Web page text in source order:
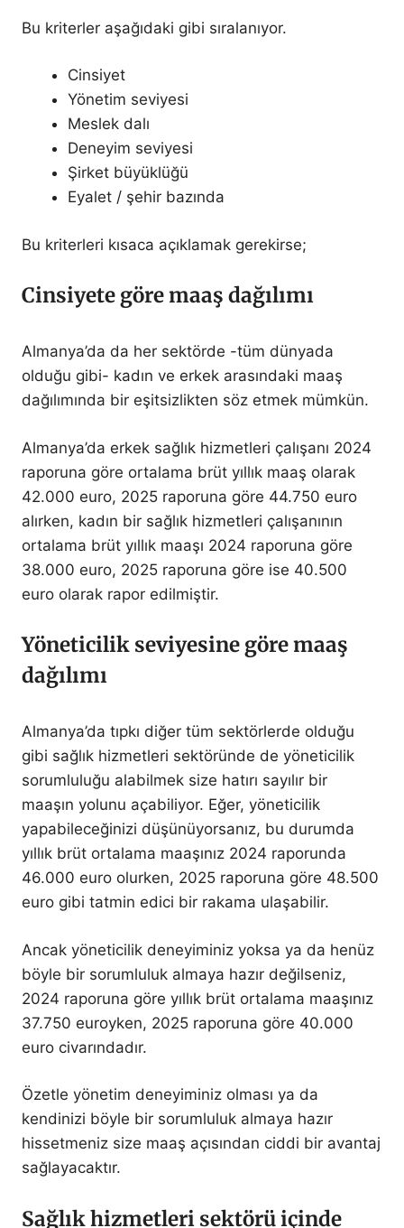
Bu kriterler aşağıdaki gibi sıralanıyor.
Cinsiyet
Yönetim seviyesi
Meslek dalı
Deneyim seviyesi
Şirket büyüklüğü
Eyalet / şehir bazında
Bu kriterleri kısaca açıklamak gerekirse;
Cinsiyete göre maaş dağılımı
Almanya’da da her sektörde -tüm dünyada
olduğu gibi- kadın ve erkek arasındaki maaş
dağılımında bir eşitsizlikten söz etmek mümkün.
Almanya’da erkek sağlık hizmetleri çalışanı 2024
raporuna göre ortalama brüt yıllık maaş olarak
42.000 euro, 2025 raporuna göre 44.750 euro
alırken, kadın bir sağlık hizmetleri çalışanının
ortalama brüt yıllık maaşı 2024 raporuna göre
38.000 euro, 2025 raporuna göre ise 40.500
euro olarak rapor edilmiştir.
Yöneticilik seviyesine göre maaş
dağılımı
Almanya’da tıpkı diğer tüm sektörlerde olduğu
gibi sağlık hizmetleri sektöründe de yöneticilik
sorumluluğu alabilmek size hatırı sayılır bir
maaşın yolunu açabiliyor. Eğer, yöneticilik
yapabileceğinizi düşünüyorsanız, bu durumda
yıllık brüt ortalama maaşınız 2024 raporunda
46.000 euro olurken, 2025 raporuna göre 48.500
euro gibi tatmin edici bir rakama ulaşabilir.
Ancak yöneticilik deneyiminiz yoksa ya da henüz
böyle bir sorumluluk almaya hazır değilseniz,
2024 raporuna göre yıllık brüt ortalama maaşınız
37.750 euroyken, 2025 raporuna göre 40.000
euro civarındadır.
Özetle yönetim deneyiminiz olması ya da
kendinizi böyle bir sorumluluk almaya hazır
hissetmeniz size maaş açısından ciddi bir avantaj
sağlayacaktır.
Sağlık hizmetleri sektörü içinde